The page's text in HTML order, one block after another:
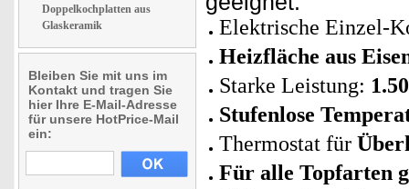
Doppelkochplatten aus
Glaskeramik
Bleiben Sie mit uns im
Kontakt und tragen Sie
hier Ihre E-Mail-Adresse
für unsere HotPrice-Mail
ein:
Elektrische Einzel-
Heizfläche aus
Starke Leistung:
Stufenlose
Thermostat für
Für alle Topfarten